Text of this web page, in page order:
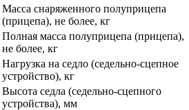
Масса снаряженного полуприцепа
(прицепа), не более, кг
Полная масса полуприцепа (прицепа),
не более, кг
Нагрузка на седло (седельно-сцепное
устройство), кг
Высота седла (седельно-сцепного
устройства), мм